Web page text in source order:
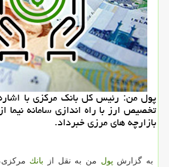
پول من: رئیس كل بانك مركزی با
تخصیص ارز با راه اندازی سامانه نیما
بازارچه های مرزی خبرداد.
به گزارش پول من به نقل از بانك